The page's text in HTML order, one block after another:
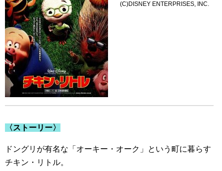
(C)DISNEY ENTERPRISES, INC.
〈ストーリー〉
ドングリが有名な「オーキー・オーク」という町に暮らす
チキン・リトル。